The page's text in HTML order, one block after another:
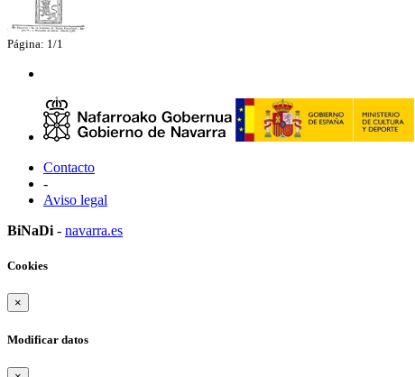
Página: 1/1
Contacto
-
Aviso legal
BiNaDi - navarra.es
Cookies
×
Modificar datos